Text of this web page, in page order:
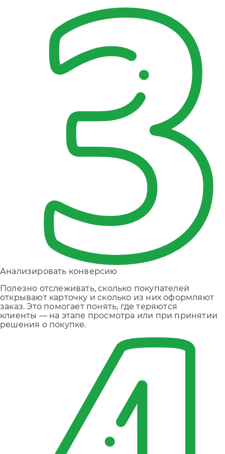
Анализировать конверсию
Полезно отслеживать, сколько покупателей
открывают карточку и сколько из них оформляют
заказ. Это помогает понять, где теряются
клиенты — на этапе просмотра или при принятии
решения о покупке.